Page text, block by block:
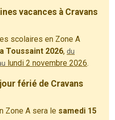
vacances à Cravans
scolaires en Zone A
Toussaint 2026, du
lundi 2 novembre 2026.
férié de Cravans
Zone A sera le samedi 15